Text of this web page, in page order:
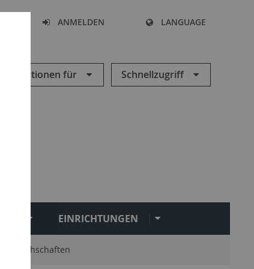
ANMELDEN LANGUAGE
Informationen für Schnellzugriff
EINRICHTUNGEN
Fachschaften